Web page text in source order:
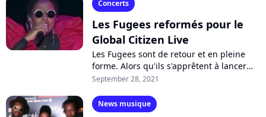
Concerts
Les Fugees reformés pour le
Global Citizen Live
Les Fugees sont de retour et en pleine
forme. Alors qu'ils s'apprêtent à lancer
une tournée pour les 25 ans de "The
September 28, 2021
News musique